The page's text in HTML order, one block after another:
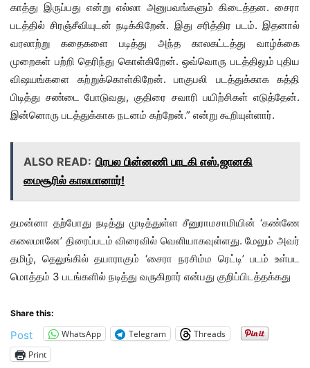
காத்து இருப்பது என்று எல்லா அனுபவங்களும் கிடைத்தன. சைரா
படத்தில் சிரஞ்சீவியுடன் நடிக்கிறேன். இது சரித்திர படம். இதனால்
வரலாற்று கதைகளை படித்து அந்த காலகட்டத்து வாழ்க்கை
முறைகள் பற்றி தெரிந்து கொள்கிறேன். ஒவ்வொரு படத்திலும் புதிய
விஷயங்களை கற்றுக்கொள்கிறேன். பாகுபலி படத்துக்காக கத்தி
பிடித்து சண்டை போடுவது, குதிரை சவாரி பயிற்சிகள் எடுத்தேன்.
இன்னொரு படத்துக்காக நடனம் கற்றேன்.” என்று கூறியுள்ளார்.
ALSO READ: பிரபல பின்னணி பாடகி எஸ்.ஜானகி
மைசூரில் காலமானார்!
தமன்னா தற்போது நடித்து முடித்துள்ள சீனுராமசாமியின் ‘கண்ணே
கலைமானே’ திரைப்படம் விரைவில் வெளியாகவுள்ளது. மேலும் அவர்
தமிழ், தெலுங்கில் தயாராகும் ‘சைரா நரசிம்ம ரெட்டி’ படம் உள்பட
மொத்தம் 3 படங்களில் நடித்து வருகிறார் என்பது குறிப்பிடத்தக்கது
Share this:
Post WhatsApp Telegram
Threads
Print